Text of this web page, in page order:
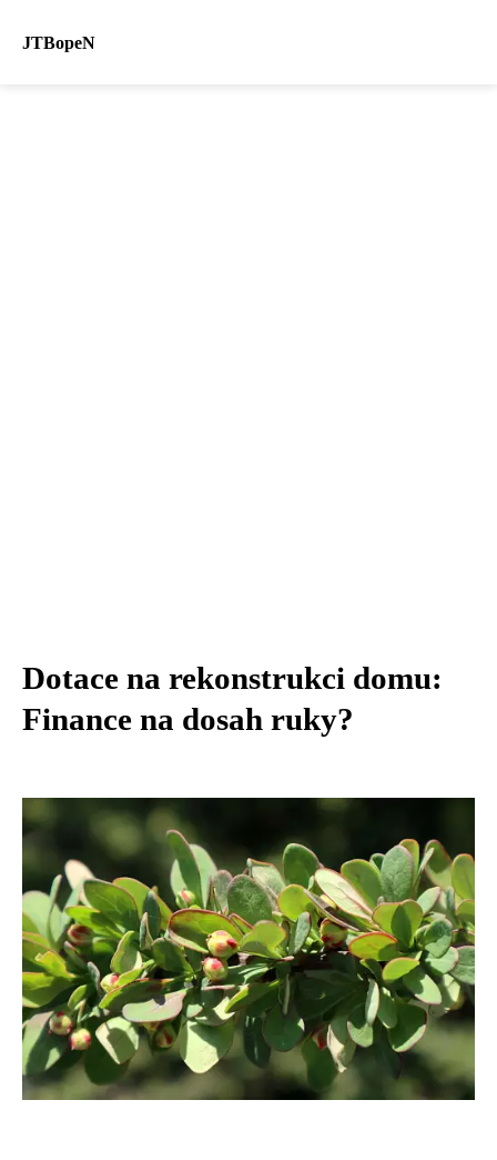
JTBopeN
Dotace na rekonstrukci domu:
Finance na dosah ruky?